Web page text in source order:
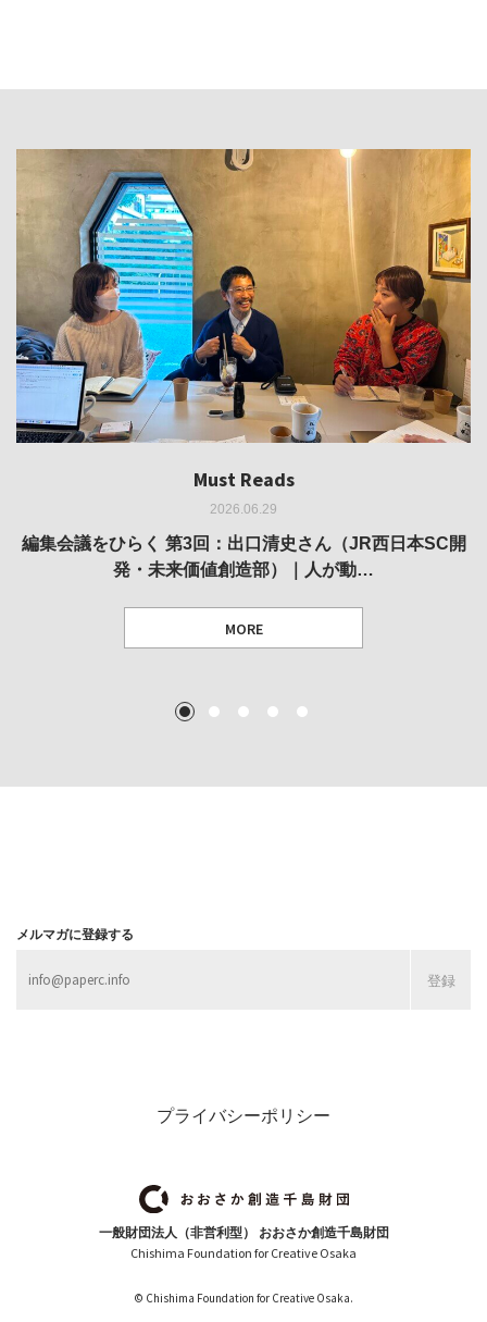
Must Reads
2026.06.29
編集会議をひらく 第3回：出口清史さん（JR西日本SC開
発・未来価値創造部）｜人が動…
MORE
Must Reads
2026.05.14
REVIEW｜果たして美術家・梅津庸一は、「大阪のゆかり
作家」となることができたのか…
Must Reads
2026.03.11
REPORT｜博覧会の残像
MORE
Must Reads
2026.02.25
REVIEW｜菊池聡太朗 個展「余りの風景」
MORE
Must Reads
2025.10.01
REVIEW｜生の存在証明としての線——「ライフライン」
展
1 2 3 4 5
メルマガに登録する
プライバシーポリシー
一般財団法人（非営利型） おおさか創造千島財団
Chishima Foundation for Creative Osaka
© Chishima Foundation for Creative Osaka.